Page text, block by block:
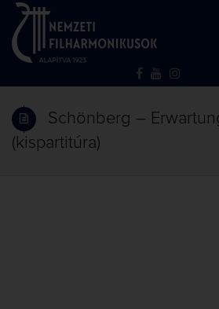
Schönberg –
(kispartitúra)